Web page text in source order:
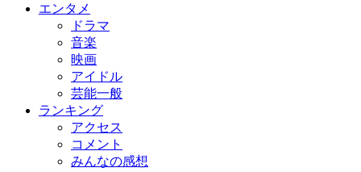
エンタメ
ドラマ
音楽
映画
アイドル
芸能一般
ランキング
アクセス
コメント
みんなの感想